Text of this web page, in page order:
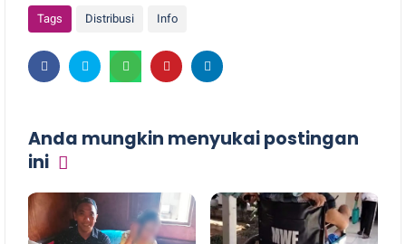
Tags Distribusi Info
Anda mungkin menyukai postingan
ini